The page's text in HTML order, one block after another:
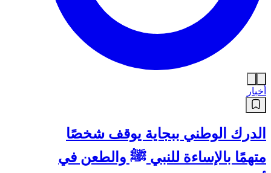
أخبار
الدرك الوطني ببجاية يوقف شخصًا
متهمًا بالإساءة للنبي ﷺ والطعن في